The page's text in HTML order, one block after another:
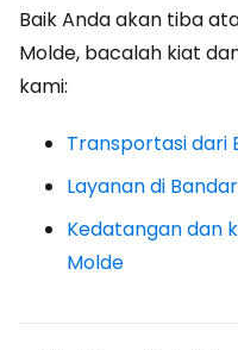
Baik Anda akan tiba
Molde, bacalah kiat
kami:
Transportasi dari
Layanan di
Kedatangan dan
Molde